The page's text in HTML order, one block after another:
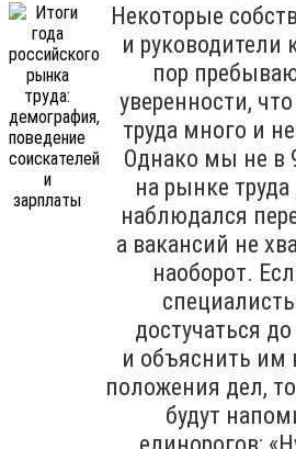
Некоторые
и руководители
пор
уверенности,
труда много и
Однако мы не в
на рынке
наблюдался
а вакансий не
наоборот.
достучаться
и объяснить им
положения дел,
будут